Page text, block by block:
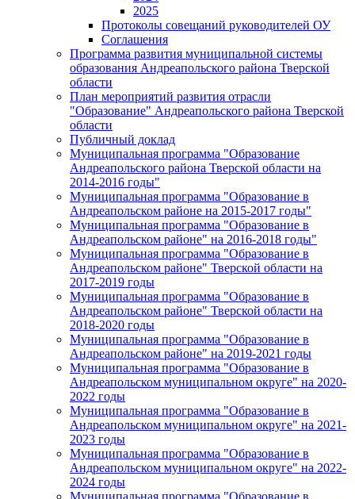
2025
Протоколы совещаний руководителей ОУ
Соглашения
Программа развития муниципальной системы
образования Андреапольского района Тверской
области
План мероприятий развития отрасли
"Образование" Андреапольского района Тверской
области
Публичный доклад
Муниципальная программа "Образование
Андреапольского района Тверской области на
2014-2016 годы"
Муниципальная программа "Образование в
Андреапольском районе на 2015-2017 годы"
Муниципальная программа "Образование в
Андреапольском районе" на 2016-2018 годы"
Муниципальная программа "Образование в
Андреапольском районе" Тверской области на
2017-2019 годы
Муниципальная программа "Образование в
Андреапольском районе" Тверской области на
2018-2020 годы
Муниципальная программа "Образование в
Андреапольском районе" на 2019-2021 годы
Муниципальная программа "Образование в
Андреапольском муниципальном округе" на 2020-
2022 годы
Муниципальная программа "Образование в
Андреапольском муниципальном округе" на 2021-
2023 годы
Муниципальная программа "Образование в
Андреапольском муниципальном округе" на 2022-
2024 годы
Муниципальная программа "Образование в